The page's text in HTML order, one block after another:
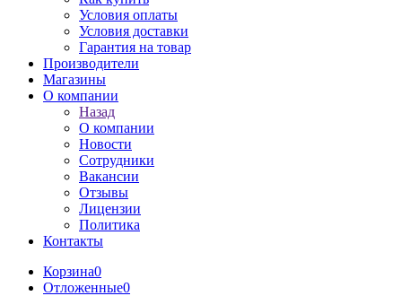
Условия оплаты
Условия доставки
Гарантия на товар
Производители
Магазины
О компании
Назад
О компании
Новости
Сотрудники
Вакансии
Отзывы
Лицензии
Политика
Контакты
Корзина0
Отложенные0